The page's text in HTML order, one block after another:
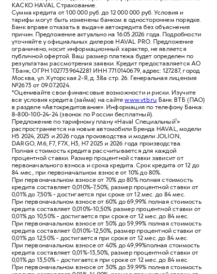
КАСКО HAVAL Страхование.
Сумма кредита от 100 000 руб. до 12 000 000 руб. Условия и
тарифы могут быть изменены банком в одностороннем порядке.
Банк вправе отказать в выдаче автокредита без объяснения
причин. Предложение актуально на 16.05.2026 года. Подробности
уточняйте у официальных дилеров HAVAL PRO. Предложение
ограничено, носит информационный характер, не является
публичной офертой. Ваш размер платежа будет определен по
результатам рассмотрения заявки. Кредит предоставляется АО
ТБанк, ОГРН 1027739642281 ИНН 7710140679, адрес: 127287, город
Москва, ул. Хуторская 2-Я, д. 38а стр. 26. Генеральная лицензия
№2673 от 09.07.2024.
*Оценивайте свои финансовые возможности и риски. Изучите
все условия кредита (займа) на сайтеwww.vtb.ru Банк ВТБ (ПАО)
в разделе «Автокредитование». Информация по телефону Банка:
8-800-100-24-24 (звонок по России бесплатный).
Предложение по тарифному плану «Haval Специальный¹»
распространяется на новые автомобили Бренда HAVAL, модели
Н5 2024, 2025 и 2026 года производства и модели JOLION,
DARGO, M6, F7, F7X, Н3, Н7 2025 и 2026 года производства.
Полная стоимость кредита рассчитывается для каждой
процентной ставки. Размер процентной ставки зависит от
первоначального взноса и срока кредита. Срок кредита от 12 до
84 мес., при первоначальном взносе от 10% до 80%.
При первоначальном взносе от 70% до 80% полная стоимость
кредита составляет 0,010%-7,50%, размер процентной ставки от
0,01% до 7,50% - достигается при сроке от 12 мес. до 84 мес.
При первоначальном взносе от 60% до 69,99% полная стоимость
кредита составляет 0,010%-10,50% размер процентной ставки от
0,01% до 10,50% - достигается при сроке от 12 мес. до 84 мес.
При первоначальном взносе от 50% до 59,99% полная стоимость
кредита составляет 0,010%-12,50%, размер процентной ставки от
0,01% до 12,50% - достигается при сроке от 12 мес. до 84 мес.
При первоначальном взносе от 40% до 49,99%полная стоимость
кредита составляет 0,01%-13,50%, размер процентной ставки от
0,01% до 13,50% - достигается при сроке от 12 мес. до 84 мес.
При первоначальном взносе от 30% до 39,99% полная стоимость